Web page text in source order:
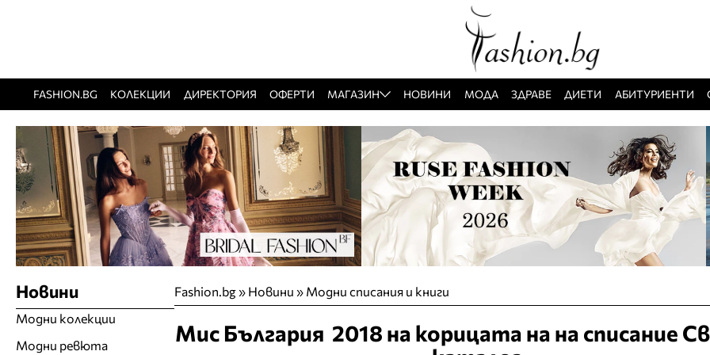
FASHION.BG КОЛЕКЦИИ ДИРЕКТОРИЯ ОФЕРТИ МАГАЗИН НОВИНИ МОДА ЗДРАВЕ ДИЕТИ АБИТУРИЕНТИ
Fashion.bg» Новини » Модни списания и книги
Мис България 2018 на корицата на на списание
Новини
Модни колекции
Модни ревюта